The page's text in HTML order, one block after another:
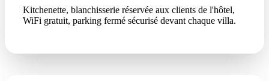
Kitchenette, blanchisserie réservée aux clients de l'hôtel,
WiFi gratuit, parking fermé sécurisé devant chaque villa.